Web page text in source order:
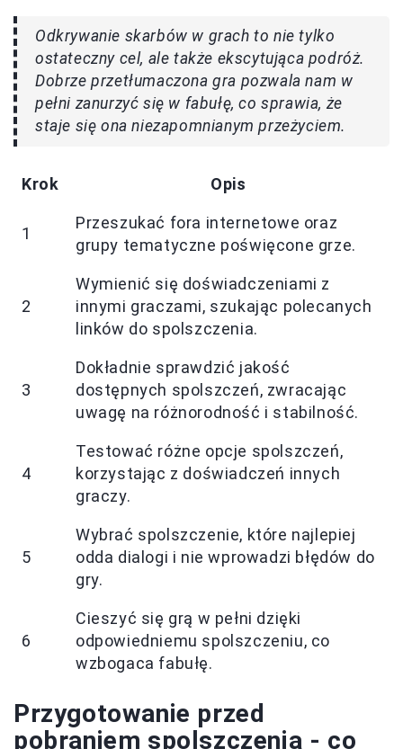
Odkrywanie skarbów w grach to nie tylko
ostateczny cel, ale także ekscytująca podróż.
Dobrze przetłumaczona gra pozwala nam w
pełni zanurzyć się w fabułę, co sprawia, że
staje się ona niezapomnianym przeżyciem.
Krok Opis
1
Przeszukać fora internetowe oraz
grupy tematyczne poświęcone grze.
2
Wymienić się doświadczeniami z
innymi graczami, szukając polecanych
linków do spolszczenia.
3
Dokładnie sprawdzić jakość
dostępnych spolszczeń, zwracając
uwagę na różnorodność i stabilność.
4
Testować różne opcje spolszczeń,
korzystając z doświadczeń innych
graczy.
5
Wybrać spolszczenie, które najlepiej
odda dialogi i nie wprowadzi błędów do
gry.
6
Cieszyć się grą w pełni dzięki
odpowiedniemu spolszczeniu, co
wzbogaca fabułę.
Przygotowanie przed
pobraniem spolszczenia - co